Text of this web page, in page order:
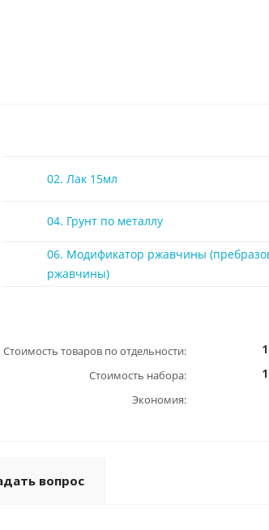
02. Лак 15мл
04. Грунт по металлу
06. Модификатор ржавчины
ржавчины)
Стоимость товаров по отдельности:
Стоимость набора:
Экономия:
вопрос